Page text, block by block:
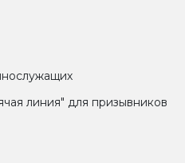
линия" для призывников